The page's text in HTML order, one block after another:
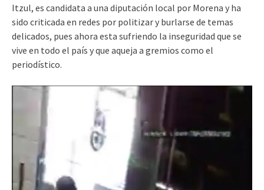
Itzul, es candidata a una diputación local por Morena y ha
sido criticada en redes por politizar y burlarse de temas
delicados, pues ahora esta sufriendo la inseguridad que se
vive en todo el país y que aqueja a gremios como el
periodístico.